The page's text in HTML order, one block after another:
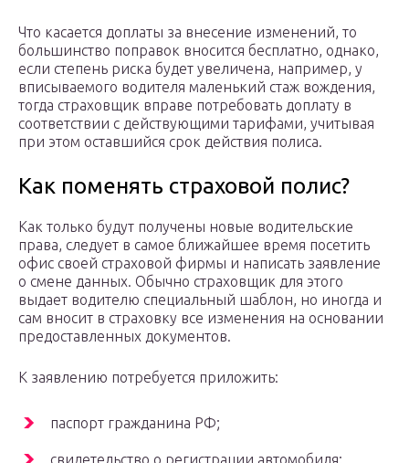
Что касается доплаты за внесение изменений, то
большинство поправок вносится бесплатно, однако,
если степень риска будет увеличена, например, у
вписываемого водителя маленький стаж вождения,
тогда страховщик вправе потребовать доплату в
соответствии с действующими тарифами, учитывая
при этом оставшийся срок действия полиса.
Как поменять страховой полис?
Как только будут получены новые водительские
права, следует в самое ближайшее время посетить
офис своей страховой фирмы и написать заявление
о смене данных. Обычно страховщик для этого
выдает водителю специальный шаблон, но иногда и
сам вносит в страховку все изменения на основании
предоставленных документов.
К заявлению потребуется приложить:
паспорт гражданина РФ;
свидетельство о регистрации автомобиля;